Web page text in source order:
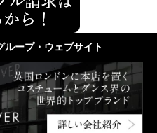
ループ・ウェブサイト